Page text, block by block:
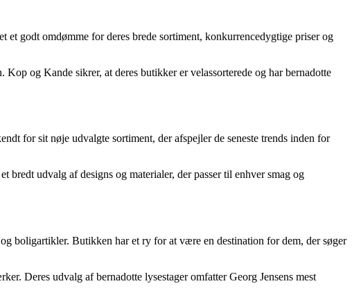
godt omdømme for deres brede sortiment, konkurrencedygtige priser og
og Kande sikrer, at deres butikker er velassorterede og har bernadotte
for sit nøje udvalgte sortiment, der afspejler de seneste trends inden for
bredt udvalg af designs og materialer, der passer til enhver smag og
boligartikler. Butikken har et ry for at være en destination for dem, der søger
Deres udvalg af bernadotte lysestager omfatter Georg Jensens mest